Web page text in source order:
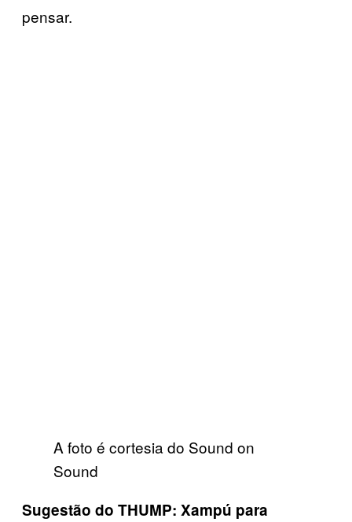
pensar.
A foto é cortesia do Sound on
Sound
Sugestão do THUMP: Xampú para